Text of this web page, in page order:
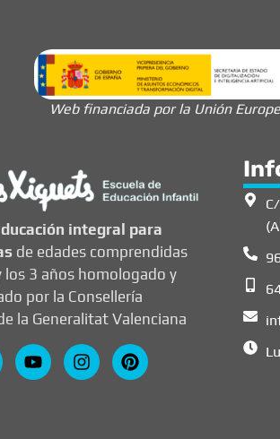
Web financiada por la Unión
integral para
de edades comprendidas
los 3 años homologado y
por la Consellería
la Generalitat Valenciana